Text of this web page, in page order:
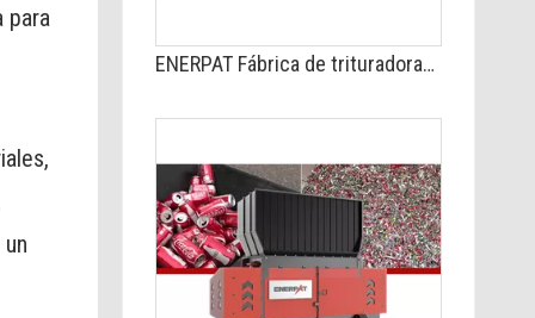
para
ENERPAT Fábrica de trituradoras de aluminio de doble eje MSB-E2600